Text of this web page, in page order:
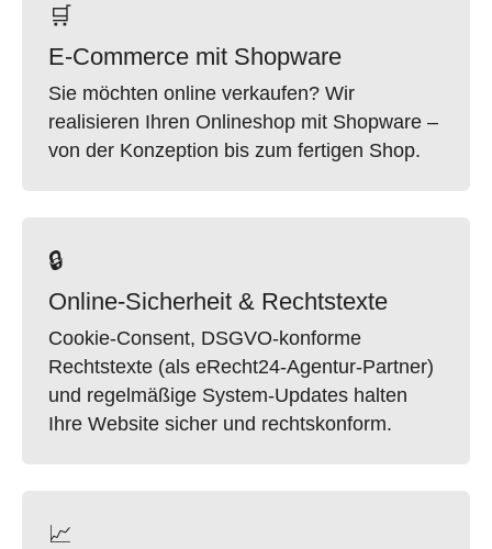
🛒
E-Commerce mit Shopware
Sie möchten online verkaufen? Wir
realisieren Ihren Onlineshop mit Shopware –
von der Konzeption bis zum fertigen Shop.
🔒
Online-Sicherheit & Rechtstexte
Cookie-Consent, DSGVO-konforme
Rechtstexte (als eRecht24-Agentur-Partner)
und regelmäßige System-Updates halten
Ihre Website sicher und rechtskonform.
📈